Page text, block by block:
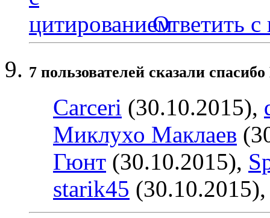
Ответить с
7 пользователей сказали
Carceri (30.10.2015),
Миклухо Маклаев
Гюнт (30.10.2015),
starik45